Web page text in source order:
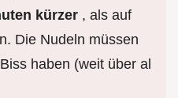
kürzer , als auf
Die Nudeln müssen
haben (weit über al